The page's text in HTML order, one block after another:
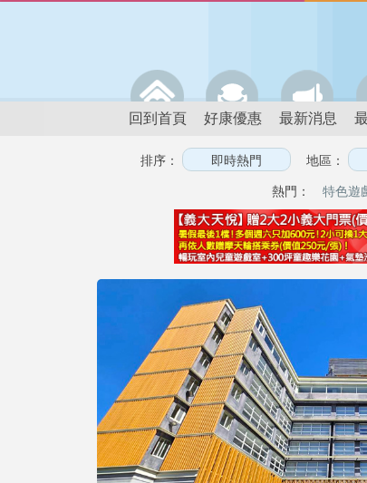
回到首頁 好康優惠 最新消息
排序： 地區：
熱門： 特色遊